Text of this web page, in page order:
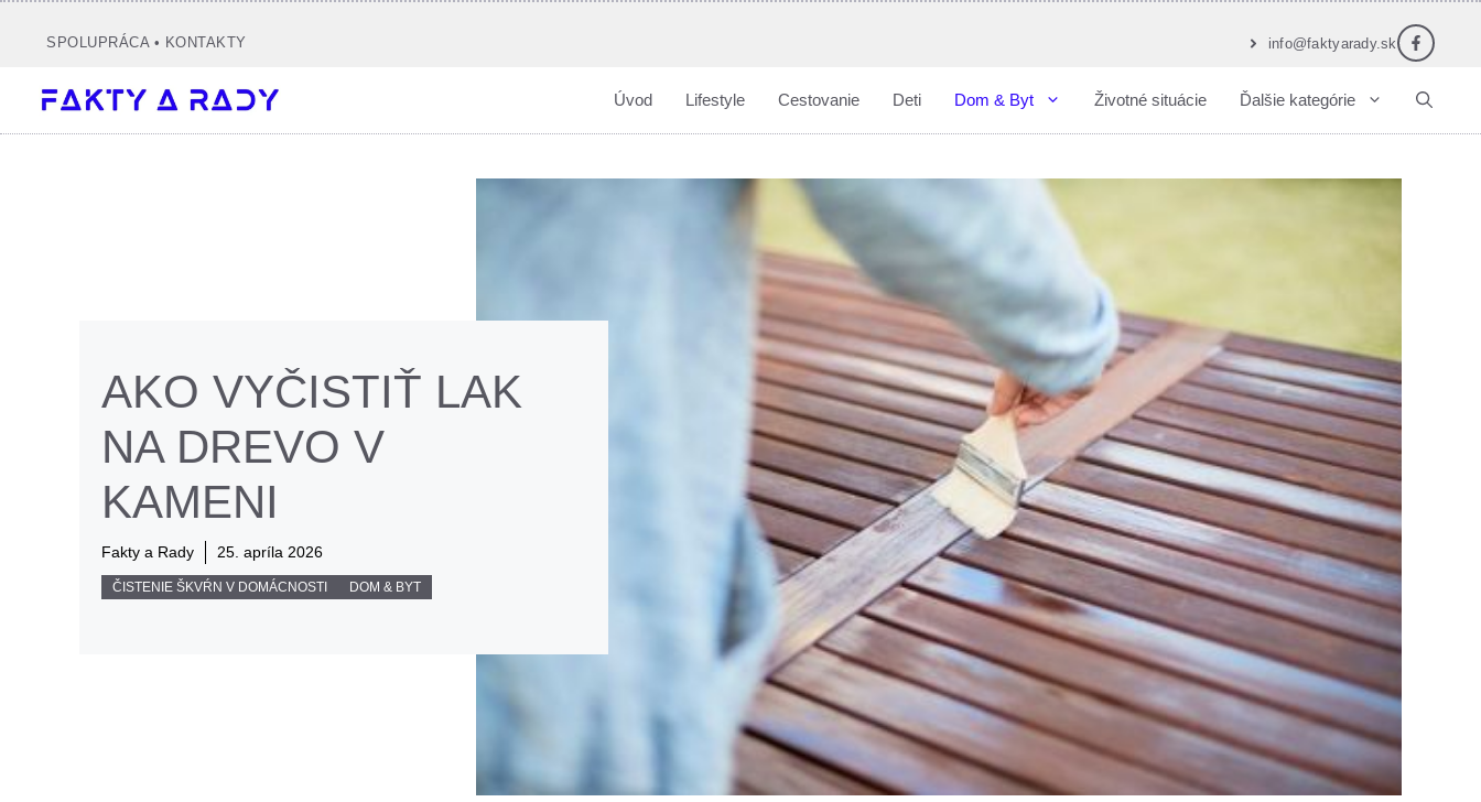
SPOLUPRÁCA• KONTAKTY info@faktyarady.sk
Úvod Lifestyle Cestovanie Deti Dom & Byt Životné situácie Ďalšie kategórie
AKO VYČISTIŤ LAK
NA DREVO V
KAMENI
Fakty a Rady 25. apríla 2026
ČISTENIE ŠKVŔN V DOMÁCNOSTI DOM & BYT